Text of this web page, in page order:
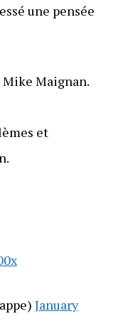
une pensée
Mike Maignan.
et
January